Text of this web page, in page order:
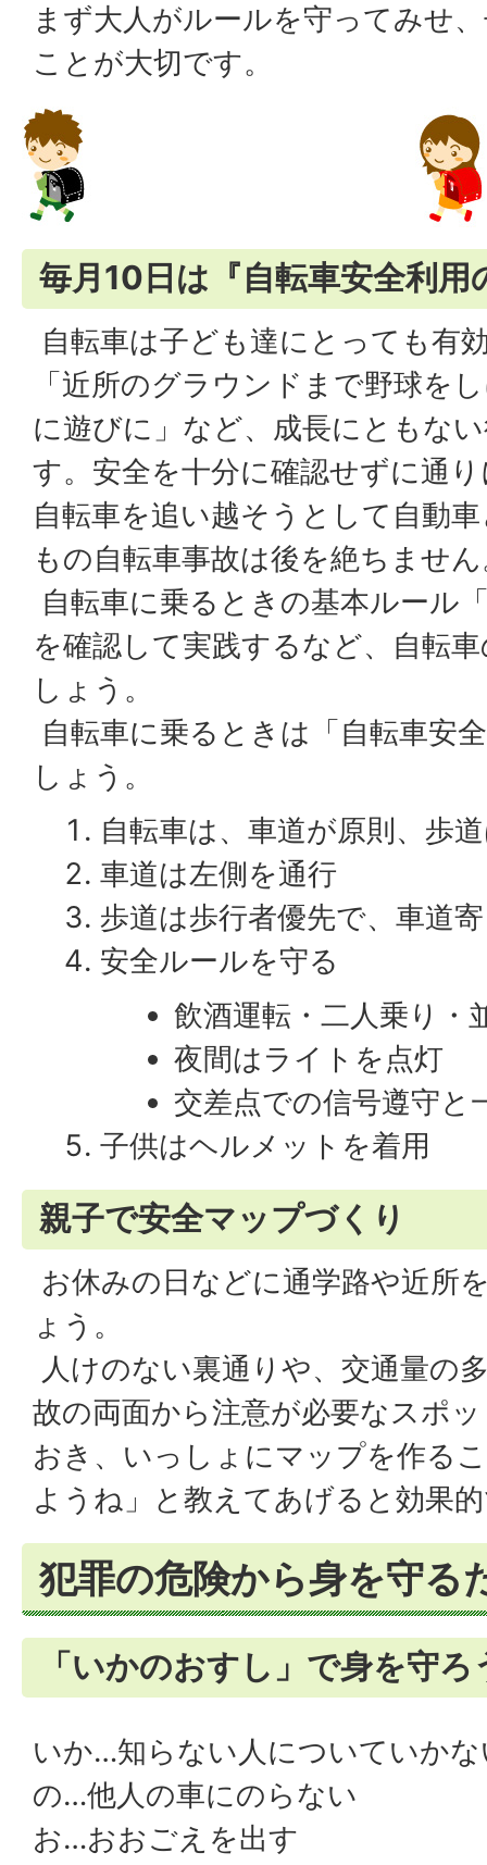
まず大人がルールを守ってみせ
ことが大切です。
毎月10日は『自転車安全利用
自転車は子ども達にとっても有
「近所のグラウンドまで野球を
に遊びに」など、成長にともな
す。安全を十分に確認せずに通
自転車を追い越そうとして自動
もの自転車事故は後を絶ちませ
自転車に乗るときの基本ルール
を確認して実践するなど、自転
しょう。
自転車に乗るときは「自転車安
しょう。
自転車は、車道が原則、歩
車道は左側を通行
歩道は歩行者優先で、車道
安全ルールを守る
飲酒運転・二人乗り・
夜間はライトを点灯
交差点での信号遵守と
子供はヘルメットを着用
親子で安全マップづくり
お休みの日などに通学路や近所
ょう。
人けのない裏通りや、交通量の
故の両面から注意が必要なスポ
おき、いっしょにマップを作る
ようね」と教えてあげると効果
犯罪の危険から身を守る
「いかのおすし」で身を守ろ
いか…知らない人についていか
の…他人の車にのらない
お…おおごえを出す